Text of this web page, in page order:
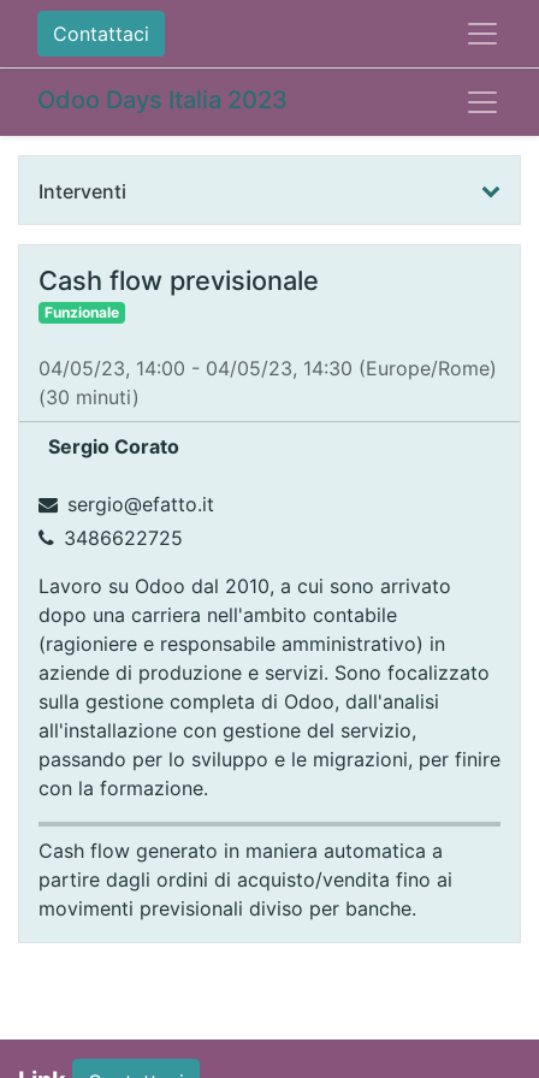
Contattaci
Odoo Days Italia 2023
Interventi
Cash flow previsionale
Funzionale
04/05/23, 14:00 - 04/05/23, 14:30 (Europe/Rome)
(30 minuti)
Sergio Corato
sergio@efatto.it
3486622725
Lavoro su Odoo dal 2010, a cui sono arrivato
dopo una carriera nell'ambito contabile
(ragioniere e responsabile amministrativo) in
aziende di produzione e servizi. Sono focalizzato
sulla gestione completa di Odoo, dall'analisi
all'installazione con gestione del servizio,
passando per lo sviluppo e le migrazioni, per finire
con la formazione.
Cash flow generato in maniera automatica a
partire dagli ordini di acquisto/vendita fino ai
movimenti previsionali diviso per banche.